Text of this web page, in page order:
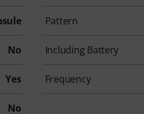
Pattern
No Including Battery
Yes Frequency
No